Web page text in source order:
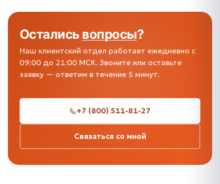
Осталисьвопросы?
Наш клиентский отдел работает ежедневно с
09:00 до 21:00 МСК. Звоните или оставьте
заявку — ответим в течение 5 минут.
+7 (800) 511-81-27
Связаться со мной